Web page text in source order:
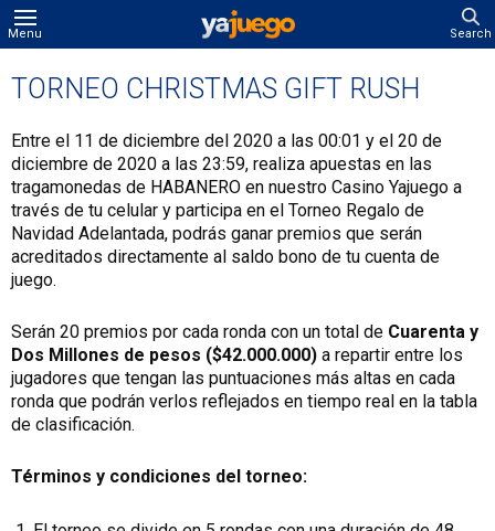
Menu Search
TORNEO CHRISTMAS GIFT RUSH
Entre el 11 de diciembre del 2020 a las 00:01 y el 20 de
diciembre de 2020 a las 23:59, realiza apuestas en las
tragamonedas de HABANERO en nuestro Casino Yajuego a
través de tu celular y participa en el Torneo Regalo de
Navidad Adelantada, podrás ganar premios que serán
acreditados directamente al saldo bono de tu cuenta de
juego.
Serán 20 premios por cada ronda con un total de Cuarenta y
Dos Millones de pesos ($42.000.000) a repartir entre los
jugadores que tengan las puntuaciones más altas en cada
ronda que podrán verlos reflejados en tiempo real en la tabla
de clasificación.
Términos y condiciones del torneo: